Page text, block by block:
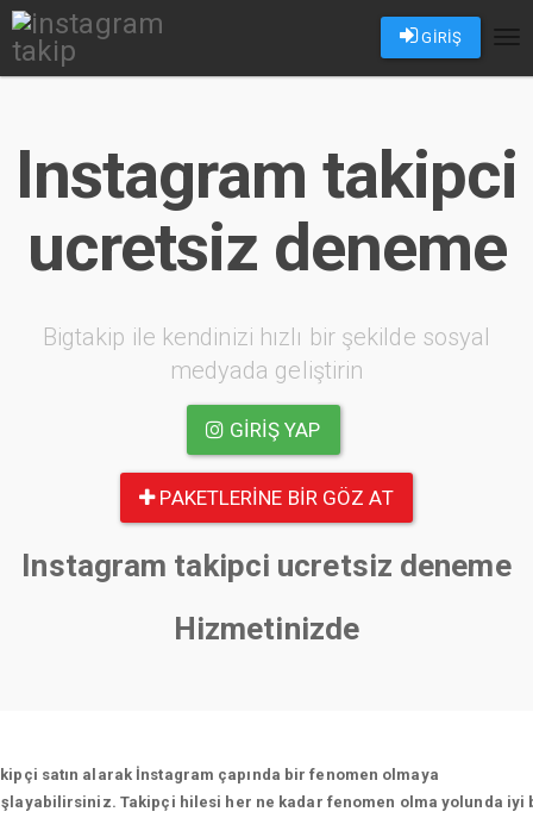
GİRİŞ
Instagram takipci
ucretsiz deneme
Bigtakip ile kendinizi hızlı bir şekilde sosyal
medyada geliştirin
GIRIŞ YAP
PAKETLERINE BIR GÖZ AT
Instagram takipci ucretsiz deneme
Hizmetinizde
satın alarak İnstagram çapında bir fenomen olmaya
Takipçi hilesi her ne kadar fenomen olma yolunda iyi